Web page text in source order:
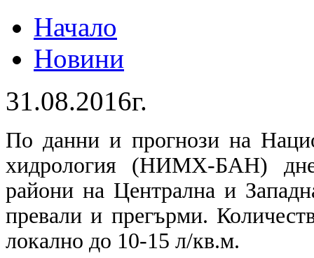
Начало
Новини
31.08.2016г.
По данни и прогнози на
хидрология (НИМХ-БАН)
райони на Централна и
превали и прегърми.
локално до 10-15 л/кв.м.